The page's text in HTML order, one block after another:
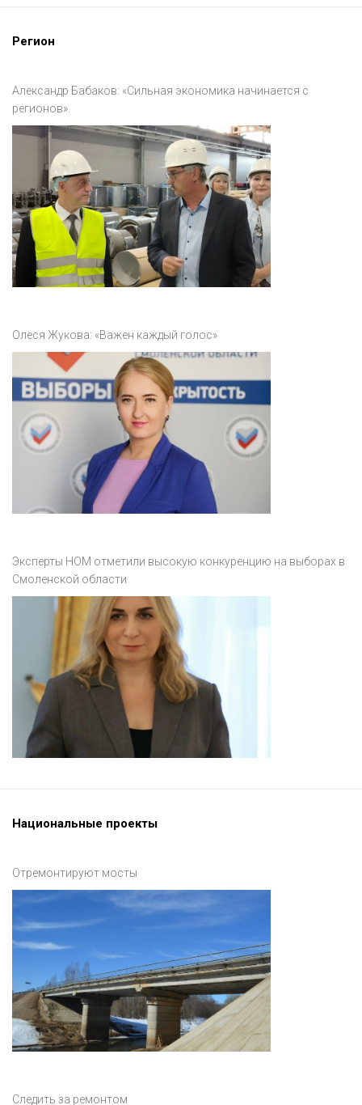
Регион
Александр Бабаков: «Сильная экономика начинается с
регионов».
Олеся Жукова: «Важен каждый голос»
Эксперты НОМ отметили высокую конкуренцию на выборах в
Смоленской области
Национальные проекты
Отремонтируют мосты
Следить за ремонтом